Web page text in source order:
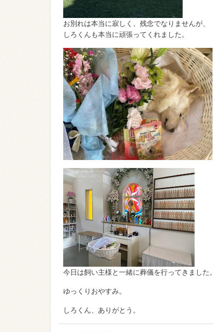
お別れは本当に寂しく、残念でなりませんが、
しろくんも本当に頑張ってくれました。
今日は飼い主様と一緒に葬儀を行ってきました。
ゆっくりおやすみ。
しろくん、ありがとう。